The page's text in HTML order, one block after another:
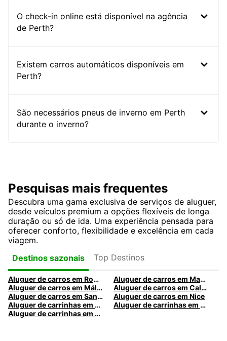
O check-in online está disponível na agência
de Perth?
Existem carros automáticos disponíveis em
Perth?
São necessários pneus de inverno em Perth
durante o inverno?
Pesquisas mais frequentes
Descubra uma gama exclusiva de serviços de aluguer,
desde veículos premium a opções flexíveis de longa
duração ou só de ida. Uma experiência pensada para
oferecer conforto, flexibilidade e excelência em cada
viagem.
Destinos sazonais
Top Destinos
Aluguer de carros em Roma
Aluguer de carros em Madrid
Aluguer de carros em Málaga
Aluguer de carros em Caldas da Rainha
Aluguer de carros em Santa Maria da Feira
Aluguer de carros em Nice
Aluguer de carrinhas em Nice
Aluguer de carrinhas em Santa Maria da Feira
Aluguer de carrinhas em Caldas da Rainha